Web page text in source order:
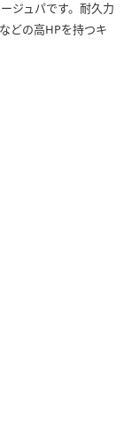
（2700）
ジュパです。耐久力
どの高HPを持つキ